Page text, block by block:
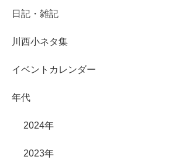
日記・雑記
川西小ネタ集
イベントカレンダー
年代
2024年
2023年